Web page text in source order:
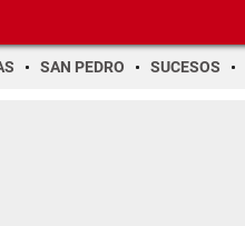
SAN PEDRO SUCESOS